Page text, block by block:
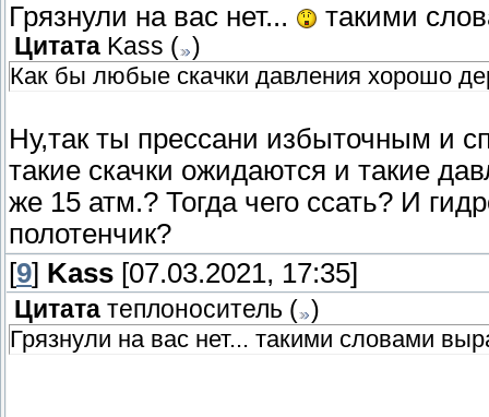
Грязнули на вас нет... такими
Цитата Kass ( )
Как бы любые скачки давления хорошо
Ну,так ты прессани избыточным и
такие скачки ожидаются и такие
же 15 атм.? Тогда чего ссать? И
полотенчик?
[9] Kass [07.03.2021, 17:35]
Цитата теплоноситель ( )
Грязнули на вас нет... такими словами